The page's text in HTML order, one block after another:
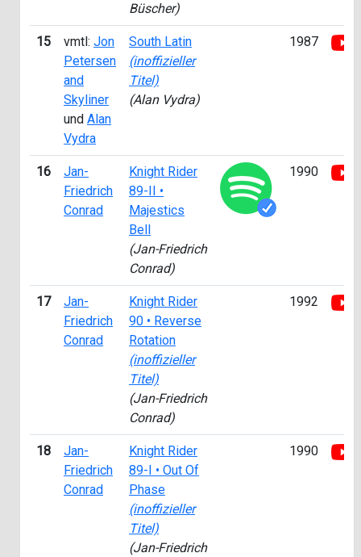
Büscher)
15 vmtl: Jon
Petersen
and
Skyliner
und Alan
Vydra
South Latin
(inoffizieller
Titel)
(Alan Vydra)
1987
16
Jan-
Friedrich
Conrad
Knight Rider
89-II •
Majestics
Bell
(Jan-Friedrich
Conrad)
1990
17
Jan-
Friedrich
Conrad
Knight Rider
90 • Reverse
Rotation
(inoffizieller
Titel)
(Jan-Friedrich
Conrad)
1992
18
Jan-
Friedrich
Conrad
Knight Rider
89-I • Out Of
Phase
(inoffizieller
Titel)
(Jan-Friedrich
1990